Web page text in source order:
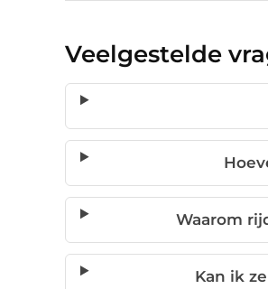
Veelgestelde
Waarom
Kan ik